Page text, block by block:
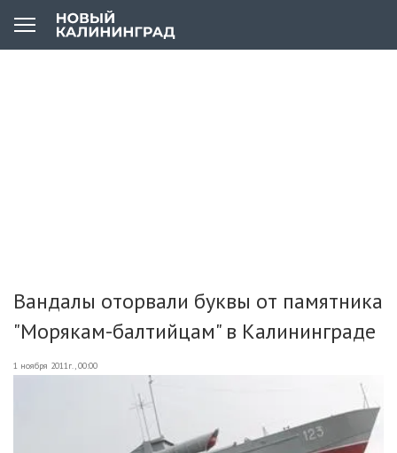
Вандалы оторвали буквы от памятника
"Морякам-балтийцам" в Калининграде
1 ноября 2011г., 00:00